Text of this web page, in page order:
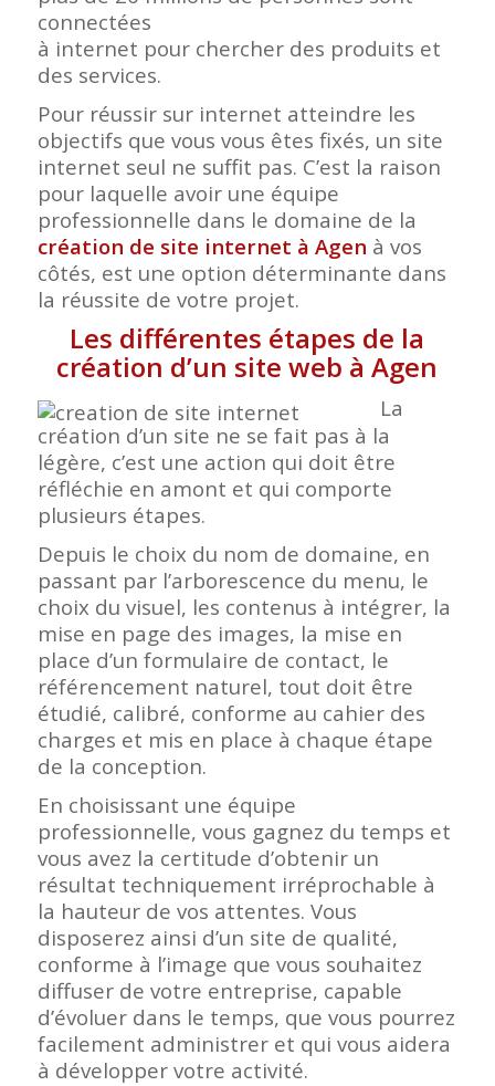
connectées
à internet pour chercher des produits et
des services.
Pour réussir sur internet atteindre les
objectifs que vous vous êtes fixés, un site
internet seul ne suffit pas. C’est la raison
pour laquelle avoir une équipe
professionnelle dans le domaine de la
création de site internet à Agen à vos
côtés, est une option déterminante dans
la réussite de votre projet.
Les différentes étapes de la
création d’un site web à Agen
La
création d’un site ne se fait pas à la
légère, c’est une action qui doit être
réfléchie en amont et qui comporte
plusieurs étapes.
Depuis le choix du nom de domaine, en
passant par l’arborescence du menu, le
choix du visuel, les contenus à intégrer, la
mise en page des images, la mise en
place d’un formulaire de contact, le
référencement naturel, tout doit être
étudié, calibré, conforme au cahier des
charges et mis en place à chaque étape
de la conception.
En choisissant une équipe
professionnelle, vous gagnez du temps et
vous avez la certitude d’obtenir un
résultat techniquement irréprochable à
la hauteur de vos attentes. Vous
disposerez ainsi d’un site de qualité,
conforme à l’image que vous souhaitez
diffuser de votre entreprise, capable
d’évoluer dans le temps, que vous pourrez
facilement administrer et qui vous aidera
à développer votre activité.